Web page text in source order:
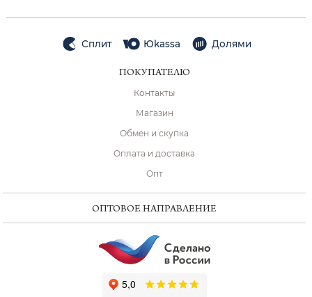
Сплит Юkassa Долями
ПОКУПАТЕЛЮ
Контакты
Магазин
Обмен и скупка
Оплата и доставка
Опт
ОПТОВОЕ НАПРАВЛЕНИЕ